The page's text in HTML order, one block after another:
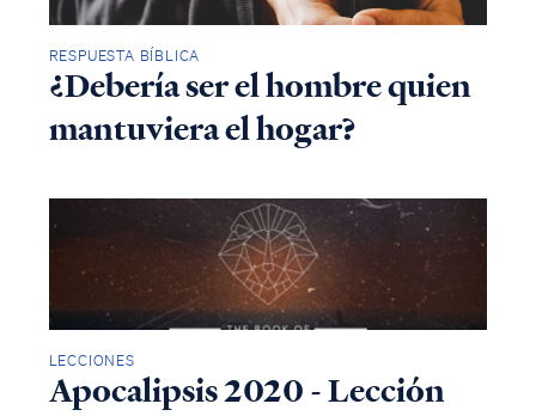
Access all of our teaching materials
through our smartphone apps
conveniently and quickly.
RESPUESTA BÍBLICA
¿Debería ser el hombre quien
mantuviera el hogar?
LECCIONES
Apocalipsis 2020 - Lección